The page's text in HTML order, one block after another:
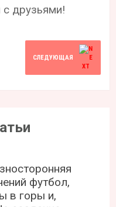
друзьями!
СЛЕДУЮЩАЯ
футбол,
в горы и,